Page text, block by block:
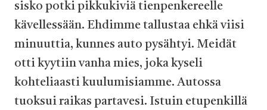
sisko potki pikkukiviä tienpenkereelle
kävellessään. Ehdimme tallustaa ehkä viisi
minuuttia, kunnes auto pysähtyi. Meidät
otti kyytiin vanha mies, joka kyseli
kohteliaasti kuulumisiamme. Autossa
tuoksui raikas partavesi. Istuin etupenkillä